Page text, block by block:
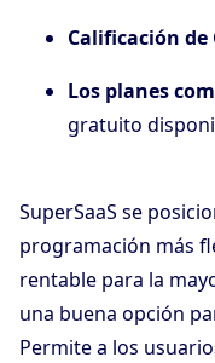
Calificación de
Los planes
gratuito
SuperSaaS se
programación más
rentable para la
una buena opción
Permite a los